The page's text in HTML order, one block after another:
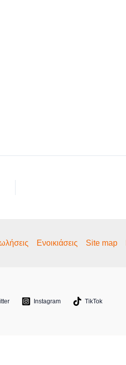
Ενοικιάσεις Site map
Instagram TikTok